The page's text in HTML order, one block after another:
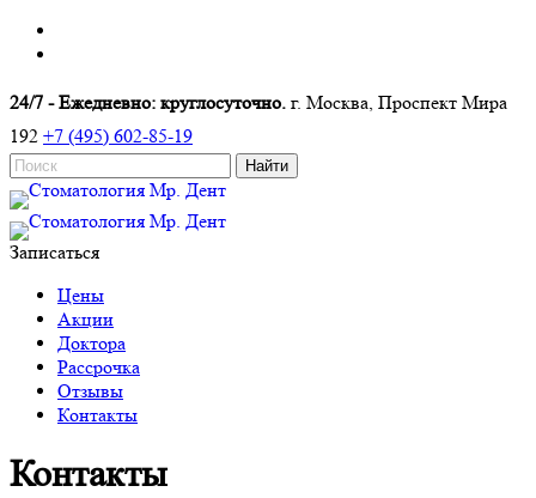
24/7 - Ежедневно: круглосуточно. г. Москва, Проспект Мира
192 +7 (495) 602-85-19
Записаться
Цены
Акции
Доктора
Рассрочка
Отзывы
Контакты
Контакты